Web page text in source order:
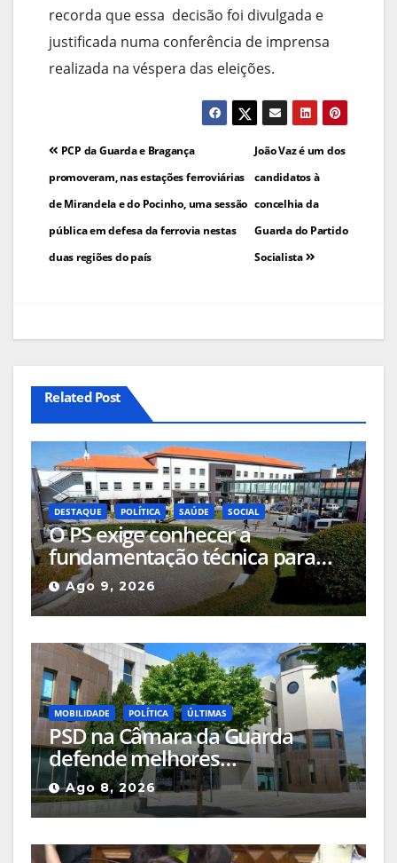
recorda que essa decisão foi divulgada e
justificada numa conferência de imprensa
realizada na véspera das eleições.
Navegação
de
artigos
João Vaz é um dos
candidatos à
concelhia da
Guarda do Partido
Socialista
PCP da Guarda e Bragança
promoveram, nas estações ferroviárias
de Mirandela e do Pocinho, uma sessão
pública em defesa da ferrovia nestas
duas regiões do país
Related Post
DESTAQUE POLÍTICA SAÚDE SOCIAL
O PS exige conhecer a
fundamentação técnica para
uma eventual transferência do
Hospital de Seia para a
Misericórdia
Ago 9, 2026
MOBILIDADE POLÍTICA ÚLTIMAS
PSD na Câmara da Guarda
defende melhores
acessibilidades para pessoas
com mobilidade reduzida nos
locais públicos ou até nas
passadeiras
Ago 8, 2026